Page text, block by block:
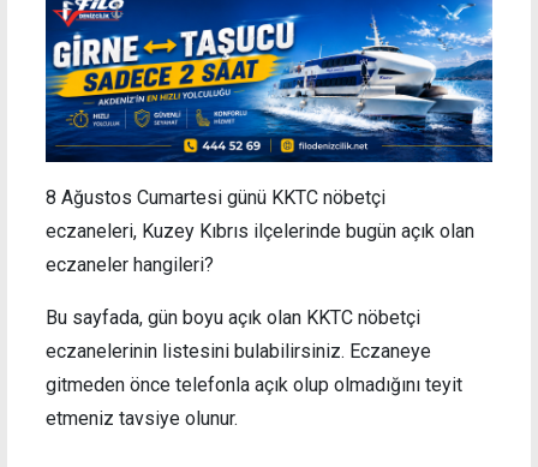
8 Ağustos Cumartesi günü KKTC nöbetçi
eczaneleri, Kuzey Kıbrıs ilçelerinde bugün açık olan
eczaneler hangileri?
Bu sayfada, gün boyu açık olan KKTC nöbetçi
eczanelerinin listesini bulabilirsiniz. Eczaneye
gitmeden önce telefonla açık olup olmadığını teyit
etmeniz tavsiye olunur.